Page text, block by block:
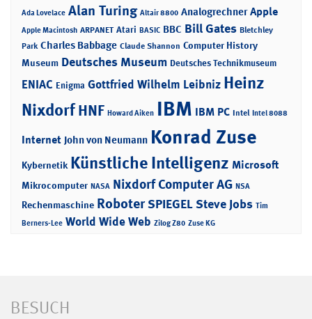
Ada Lovelace Alan Turing Altair 8800 Analogrechner Apple
Apple Macintosh ARPANET Atari BASIC BBC Bill Gates Bletchley
Park Charles Babbage Claude Shannon Computer History
Museum Deutsches Museum Deutsches Technikmuseum
ENIAC Enigma Gottfried Wilhelm Leibniz Heinz
NixdorfHNF Howard Aiken IBM IBM PC Intel Intel 8088
Internet John von Neumann Konrad Zuse
Kybernetik Künstliche Intelligenz Microsoft
Mikrocomputer NASA Nixdorf Computer AG NSA
Rechenmaschine RoboterSPIEGELSteve Jobs Tim
Berners-Lee World Wide Web Zilog Z80 Zuse KG
BESUCH